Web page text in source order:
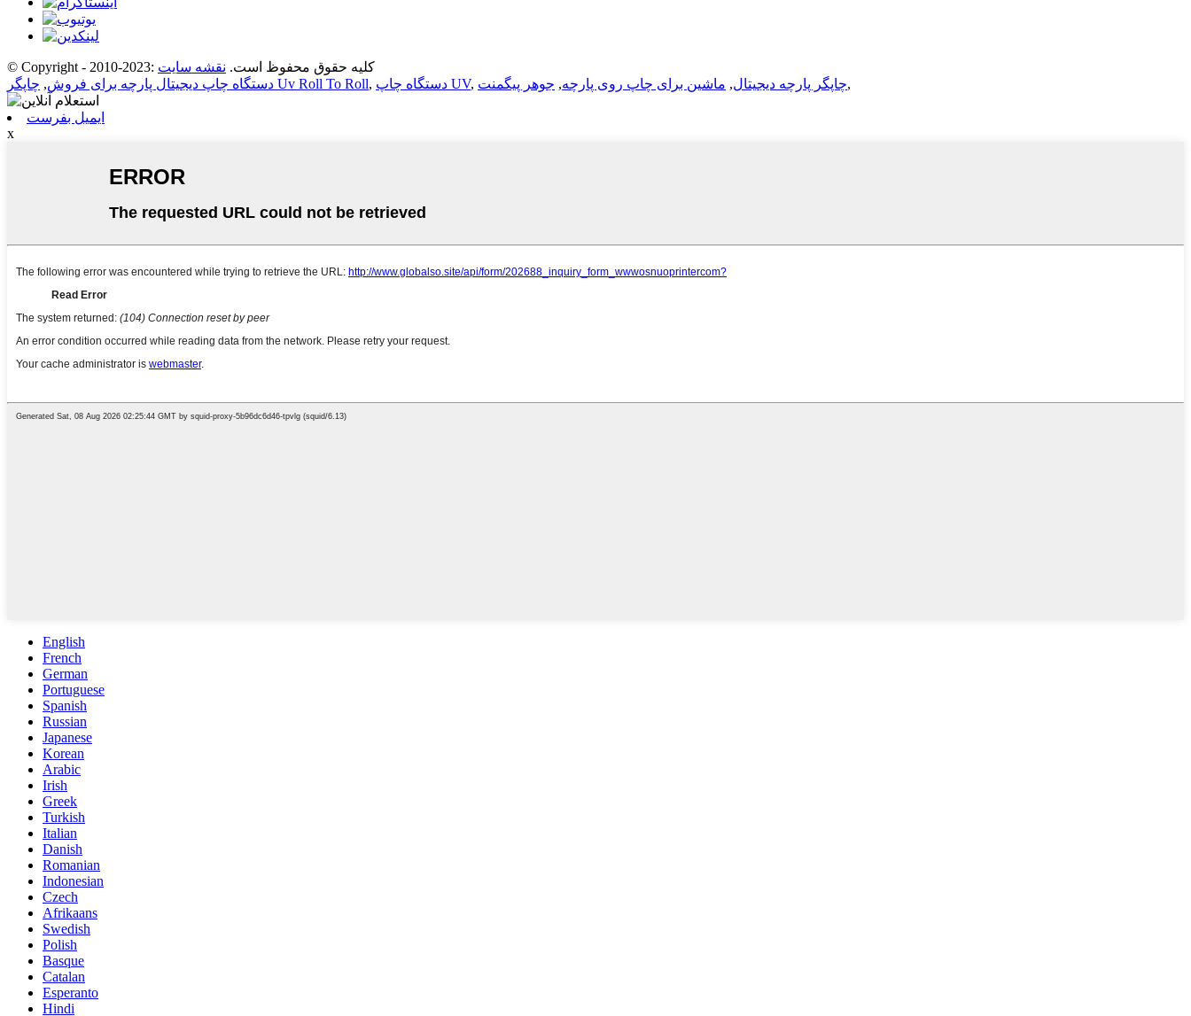
© Copyright - 2010-2023: کلیه حقوق محفوظ است. نقشه سایت
دستگاه چاپ دیجیتال پارچه برای فروش, چاپگر Uv Roll To Roll, دستگاه چاپ UV, چاپگر پارچه دیجیتال, ماشین برای چاپ روی پارچه, جوهر پیگمنت ,
ایمیل بفرست
x
English
French
German
Portuguese
Spanish
Russian
Japanese
Korean
Arabic
Irish
Greek
Turkish
Italian
Danish
Romanian
Indonesian
Czech
Afrikaans
Swedish
Polish
Basque
Catalan
Esperanto
Hindi